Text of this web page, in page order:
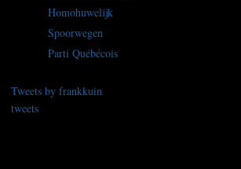
Homohuwelijk
Spoorwegen
Parti Québécois
Tweets by frankkuin
tweets